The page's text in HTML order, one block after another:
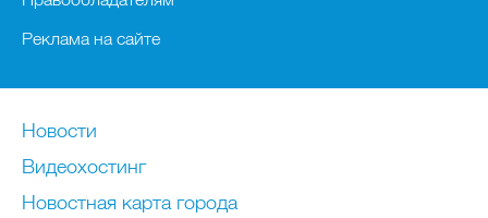
Реклама на сайте
Новости
Видеохостинг
Новостная карта города